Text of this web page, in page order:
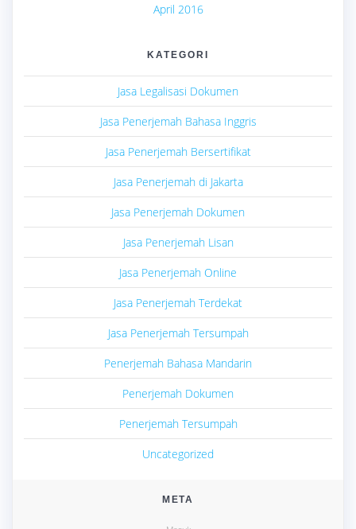
April 2016
KATEGORI
Jasa Legalisasi Dokumen
Jasa Penerjemah Bahasa Inggris
Jasa Penerjemah Bersertifikat
Jasa Penerjemah di Jakarta
Jasa Penerjemah Dokumen
Jasa Penerjemah Lisan
Jasa Penerjemah Online
Jasa Penerjemah Terdekat
Jasa Penerjemah Tersumpah
Penerjemah Bahasa Mandarin
Penerjemah Dokumen
Penerjemah Tersumpah
Uncategorized
META